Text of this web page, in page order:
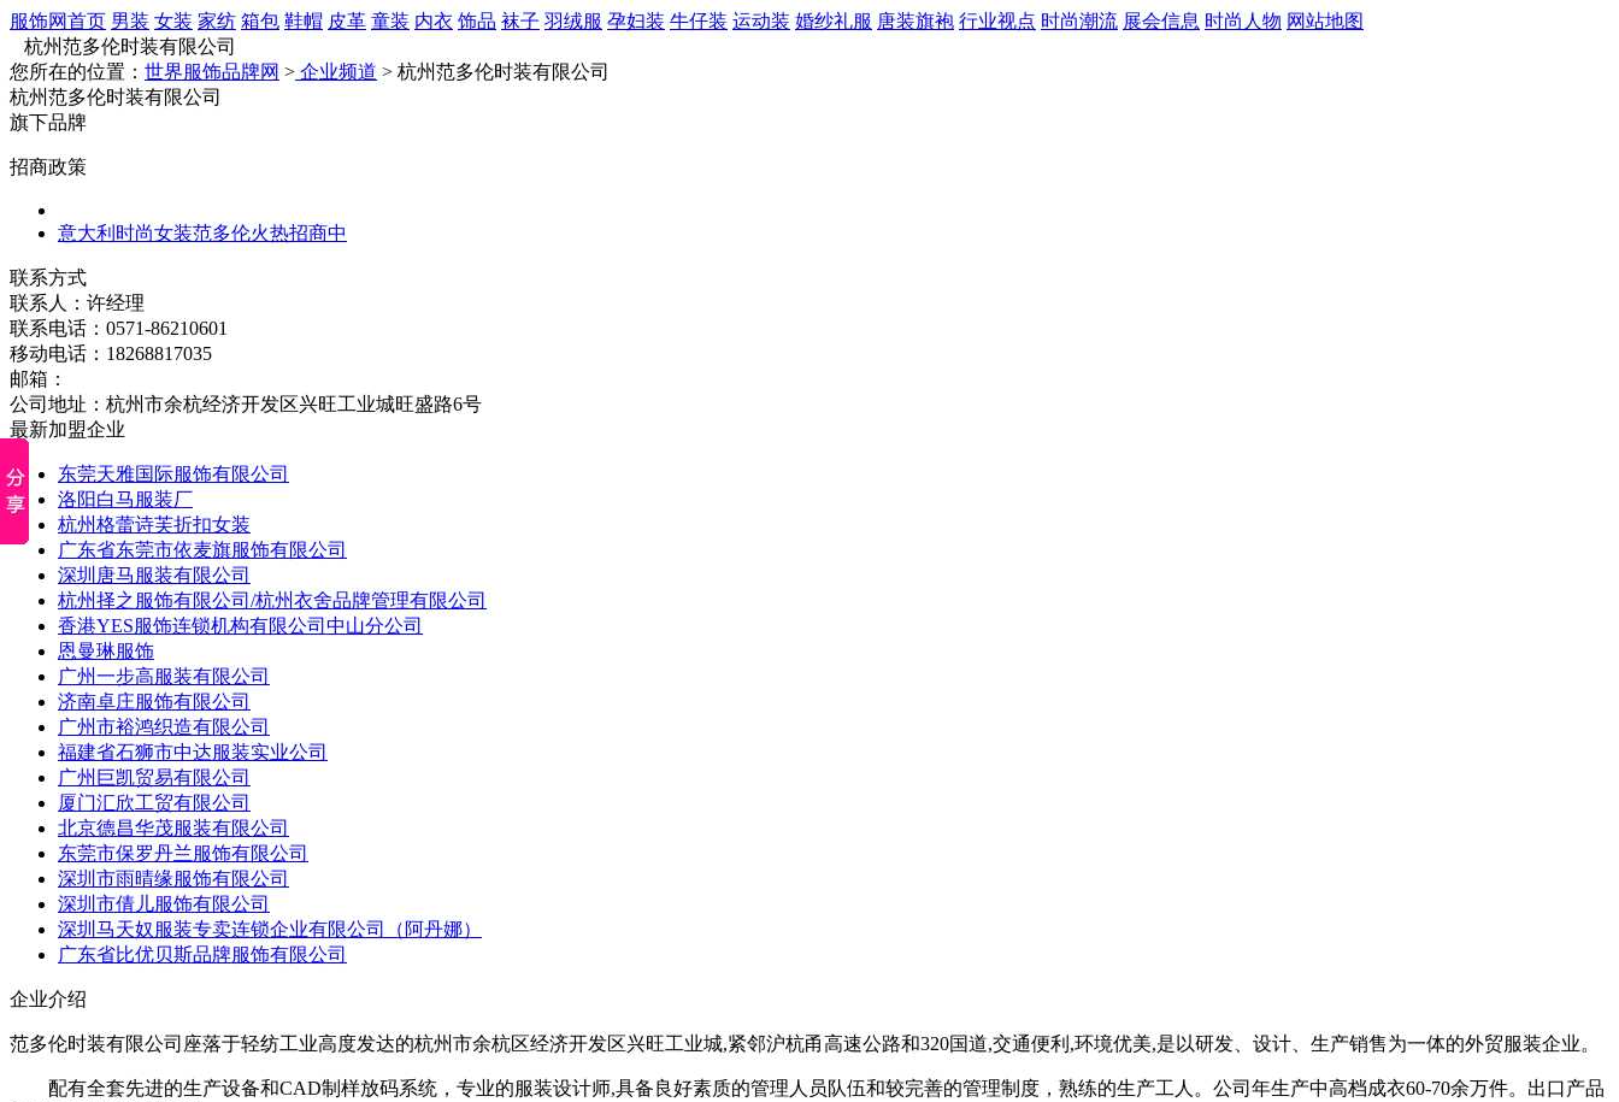
服饰网首页 男装 女装 家纺 箱包 鞋帽 皮革 童装 内衣 饰品 袜子 羽绒服 孕妇装 牛仔装 运动装 婚纱礼服 唐装旗袍 行业视点 时尚潮流 展会信息 时尚人物 网站地图
杭州范多伦时装有限公司
您所在的位置： 世界服饰品牌网 > 企业频道 > 杭州范多伦时装有限公司
杭州范多伦时装有限公司
旗下品牌
招商政策
意大利时尚女装范多伦火热招商中
联系方式
联系人：许经理
联系电话：0571-86210601
移动电话：18268817035
邮箱：
公司地址：杭州市余杭经济开发区兴旺工业城旺盛路6号
最新加盟企业
东莞天雅国际服饰有限公司
洛阳白马服装厂
杭州格蕾诗芙折扣女装
广东省东莞市依麦旗服饰有限公司
深圳唐马服装有限公司
杭州择之服饰有限公司/杭州衣舍品牌管理有限公司
香港YES服饰连锁机构有限公司中山分公司
恩曼琳服饰
广州一步高服装有限公司
济南卓庄服饰有限公司
广州市裕鸿织造有限公司
福建省石狮市中达服装实业公司
广州巨凯贸易有限公司
厦门汇欣工贸有限公司
北京德昌华茂服装有限公司
东莞市保罗丹兰服饰有限公司
深圳市雨晴缘服饰有限公司
深圳市倩儿服饰有限公司
深圳马天奴服装专卖连锁企业有限公司（阿丹娜）
广东省比优贝斯品牌服饰有限公司
企业介绍
范多伦时装有限公司座落于轻纺工业高度发达的杭州市余杭区经济开发区兴旺工业城,紧邻沪杭甬高速公路和320国道,交通便利,环境优美,是以研发、设计、生产销售为一体的外贸服装企业。
配有全套先进的生产设备和CAD制样放码系统，专业的服装设计师,具备良好素质的管理人员队伍和较完善的管理制度，熟练的生产工人。公司年生产中高档成衣60-70余万件。出口产品